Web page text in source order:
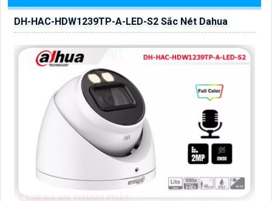
DH-HAC-HDW1239TP-A-LED-S2 Sắc Nét Dahua